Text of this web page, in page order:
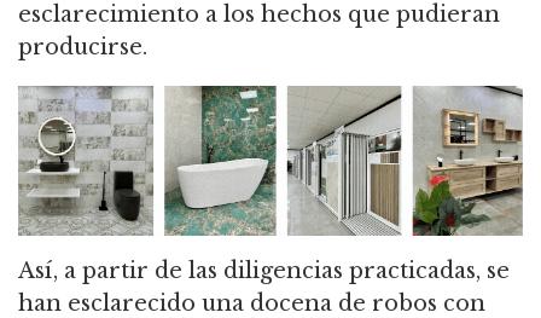
esclarecimiento a los hechos que pudieran
producirse.
Así, a partir de las diligencias practicadas, se
han esclarecido una docena de robos con